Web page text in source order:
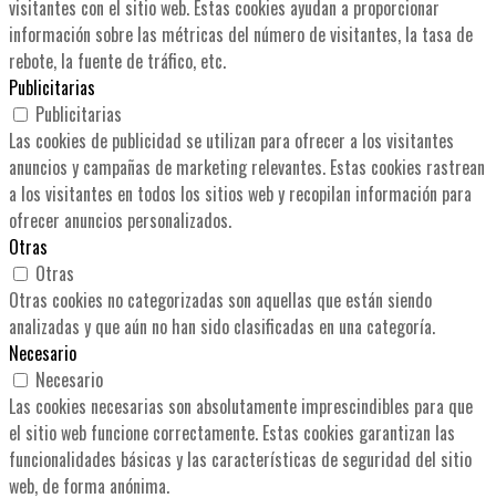
visitantes con el sitio web. Estas cookies ayudan a proporcionar
información sobre las métricas del número de visitantes, la tasa de
rebote, la fuente de tráfico, etc.
Publicitarias
Publicitarias
Las cookies de publicidad se utilizan para ofrecer a los visitantes
anuncios y campañas de marketing relevantes. Estas cookies rastrean
a los visitantes en todos los sitios web y recopilan información para
ofrecer anuncios personalizados.
Otras
Otras
Otras cookies no categorizadas son aquellas que están siendo
analizadas y que aún no han sido clasificadas en una categoría.
Necesario
Necesario
Las cookies necesarias son absolutamente imprescindibles para que
el sitio web funcione correctamente. Estas cookies garantizan las
funcionalidades básicas y las características de seguridad del sitio
web, de forma anónima.